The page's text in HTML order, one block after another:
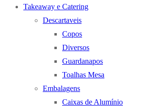
Takeaway e Catering
Descartaveis
Copos
Diversos
Guardanapos
Toalhas Mesa
Embalagens
Caixas de Alumínio